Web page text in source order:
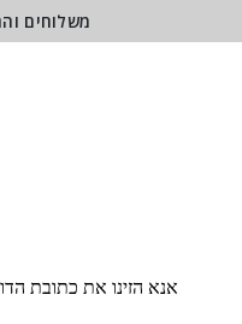
אנא הזינו את כתובת
משלוחים